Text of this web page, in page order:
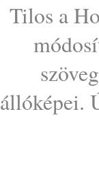
Tilos a
állóképei.